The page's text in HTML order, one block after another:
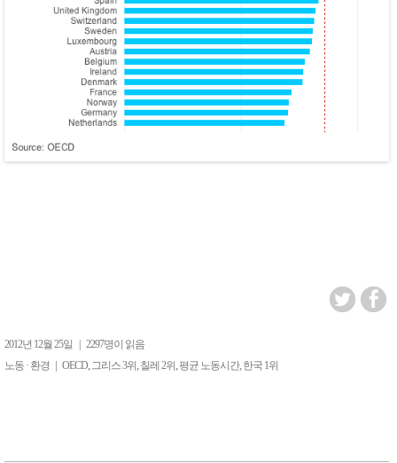
2012년 12월 25일
2297명이 읽음
노동 · 환경 | OECD 그리스 3위 칠레 2위 평균 노동시간, 한국 1위